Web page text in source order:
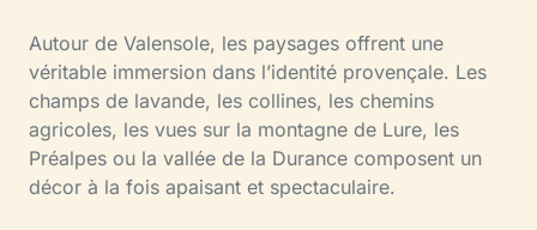
Autour de Valensole, les paysages offrent une
véritable immersion dans l’identité provençale. Les
champs de lavande, les collines, les chemins
agricoles, les vues sur la montagne de Lure, les
Préalpes ou la vallée de la Durance composent un
décor à la fois apaisant et spectaculaire.